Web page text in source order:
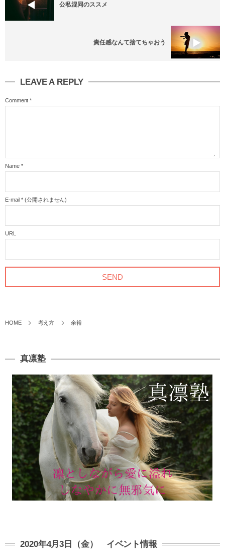
公私混同のススメ
責任感なんて捨てちゃおう
LEAVE A REPLY
Comment *
Name *
E-mail * (公開されません)
URL
HOME 考え方 余裕
真凛塾
2020年4月3日（金） イベント情報